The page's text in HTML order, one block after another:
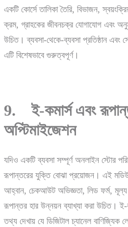
একটি কোর্সে তালিকা তৈরি, বিভাজন,
ক্রম, গ্রাহকের জীবনচক্র যোগাযোগ এবং
উচিত। ব্যবসা-থেকে-ব্যবসা প্রতিষ্ঠান
এটি বিশেষভাবে গুরুত্বপূর্ণ।
9. ই-কমার্স এবং
অপ্টিমাইজেশন
যদিও একটি ব্যবসা সম্পূর্ণ অনলাইন স্টোর
রূপান্তরের যুক্তি বোঝা প্রয়োজন। এই
আহ্বান, চেকআউট অভিজ্ঞতা, লিড ফর্ম,
রূপান্তর হার উন্নয়ন ব্যাখ্যা করা উচিত।
তথ্য দেখায় যে ডিজিটাল চ্যানেল বাণিজ্যিক